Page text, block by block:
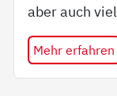
aber auch
Mehr erfahren